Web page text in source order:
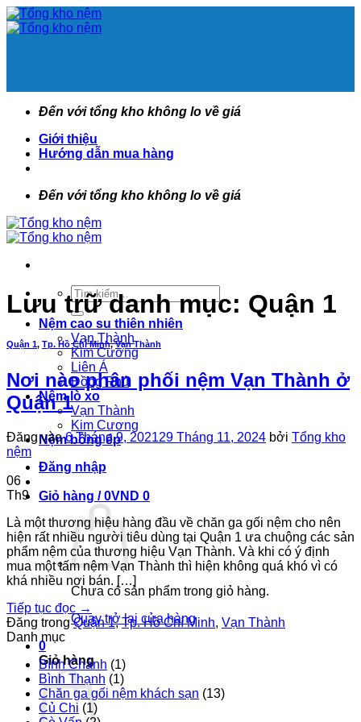
Bỏ
qua
Đến với tổng kho không lo về giá
Giới thiệu
Hướng dẫn mua hàng
Đến với tổng kho không lo về giá
Tìm
kiếm:
Nệm cao su thiên nhiên
Vạn Thành
Kim Cương
Liên Á
Đồng Phú
Nệm lò xo
Vạn Thành
Kim Cương
Nệm bông ép
Đăng nhập
Giỏ hàng /0VND 0
Chưa có sản phẩm trong giỏ hàng.
Quay trở lại cửa hàng
0
Giỏ hàng
Lưu trữ danh mục: Quận 1
Quận 1, Tp. Hồ Chí Minh,Vạn Thành
Nơi nào phân phối nệm Vạn Thành ở
Quận 1
Đăng vào6 Tháng 9, 202129 Tháng 11, 2024 bởi Tổng kho
nệm
06
Th9
Là một thương hiệu hàng đầu về chăn ga gối nệm cho nên
hiện rất nhiều người tiêu dùng tại Quận 1 ưa chuộng các sản
phẩm nệm của thương hiệu Vạn Thành. Và khi có ý định
mua một tấm nệm Vạn Thành thì hiện không quá khó vì có
khá nhiều nơi bán. […]
Tiếp tục đọc →
Đăng trongQuận 1,Tp. Hồ Chí Minh, Vạn Thành
Danh mục
Bình Chánh (1)
Bình Thạnh (1)
Chăn ga gối nệm khách sạn (13)
Củ Chi (1)